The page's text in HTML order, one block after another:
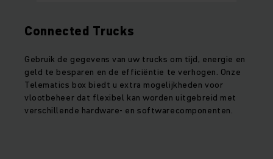
Connected Trucks
Gebruik de gegevens van uw trucks om tijd, energie en
geld te besparen en de efficiëntie te verhogen. Onze
Telematics box biedt u extra mogelijkheden voor
vlootbeheer dat flexibel kan worden uitgebreid met
verschillende hardware- en softwarecomponenten.